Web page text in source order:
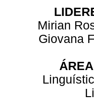
Mirian
Giovana